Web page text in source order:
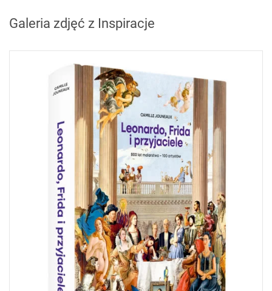
Galeria zdjęć z Inspiracje